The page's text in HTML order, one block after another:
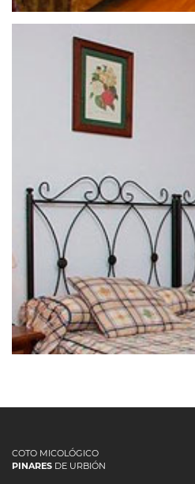
HOSTAL
COTO MICOLÓGICO
PINARES DE URBIÓN